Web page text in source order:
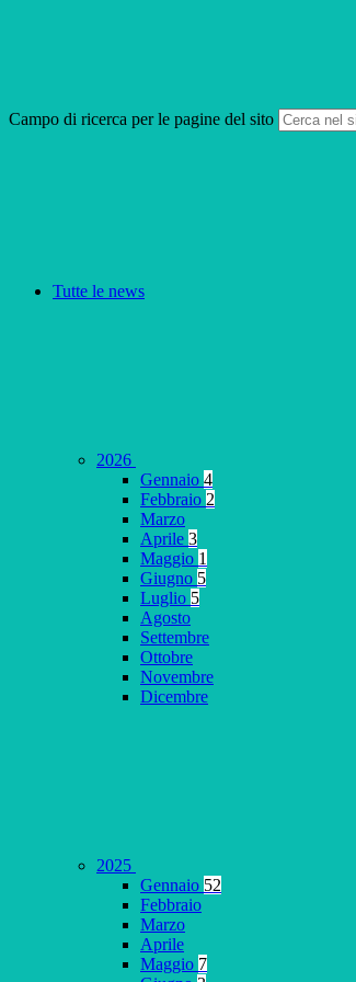
Campo di ricerca per le pagine del sito
Tutte le news
2026
Gennaio 4
Febbraio 2
Marzo
Aprile 3
Maggio 1
Giugno 5
Luglio 5
Agosto
Settembre
Ottobre
Novembre
Dicembre
2025
Gennaio 52
Febbraio
Marzo
Aprile
Maggio 7